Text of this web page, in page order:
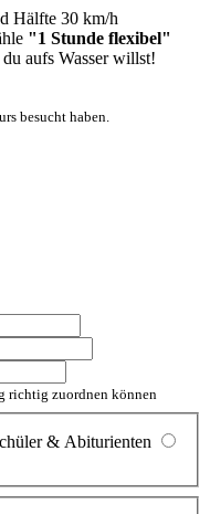
Hälfte 30 km/h
"1 Stunde flexibel"
aufs Wasser willst!
besucht haben.
richtig zuordnen können
& Abiturienten